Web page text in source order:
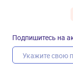
Подпишитесь на